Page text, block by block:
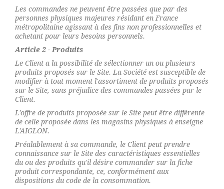
Les commandes ne peuvent être passées que par des
personnes physiques majeures résidant en France
métropolitaine agissant à des fins non professionnelles et
achetant pour leurs besoins personnels.
Article 2 - Produits
Le Client a la possibilité de sélectionner un ou plusieurs
produits proposés sur le Site. La Société est susceptible de
modifier à tout moment l'assortiment de produits proposés
sur le Site, sans préjudice des commandes passées par le
Client.
L'offre de produits proposée sur le Site peut être différente
de celle proposée dans les magasins physiques à enseigne
L'AIGLON.
Préalablement à sa commande, le Client peut prendre
connaissance sur le Site des caractéristiques essentielles
du ou des produits qu'il désire commander sur la fiche
produit correspondante, ce, conformément aux
dispositions du code de la consommation.